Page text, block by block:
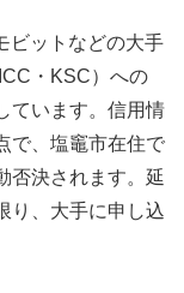
ビットなどの大手
・KSC）への
ています。信用情
で、塩竈市在住で
否決されます。延
り、大手に申し込